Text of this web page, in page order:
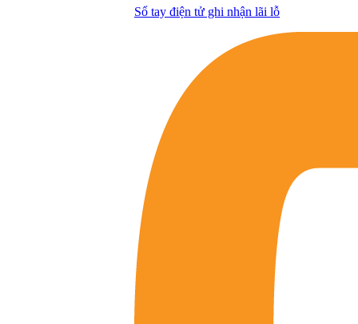
Sổ tay điện tử ghi nhận lãi lỗ